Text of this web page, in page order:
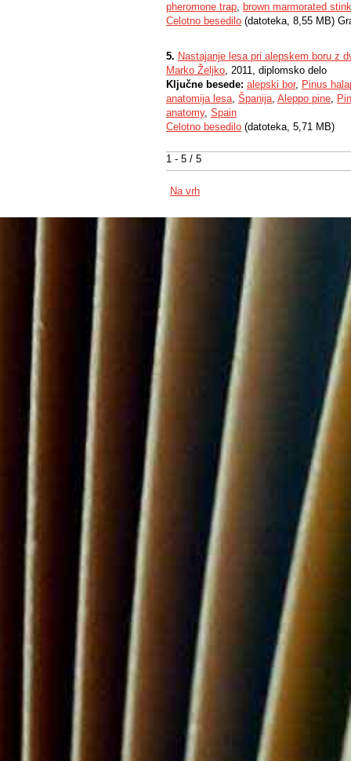
1 - 5 / 5
pheromone trap, brown marmorated
Celotno besedilo (datoteka, 8,55 MB)
5. Nastajanje lesa pri alepskem boru z
Marko Željko, 2011, diplomsko delo
Ključne besede: alepski bor, Pinus
anatomija lesa, Španija, Aleppo pine,
anatomy, Spain
Celotno besedilo (datoteka, 5,71 MB)
Na vrh